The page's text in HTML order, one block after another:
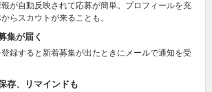
が自動反映されて応募が簡単。プロフィールを充
らスカウトが来ることも。
集が届く
録すると新着募集が出たときにメールで通知を受
存、リマインドも